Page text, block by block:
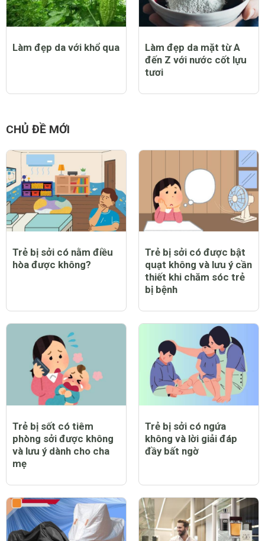
Làm đẹp da với khổ qua
Làm đẹp da mặt từ A
đến Z với nước cốt lựu
tươi
CHỦ ĐỀ MỚI
Trẻ bị sởi có nằm điều
hòa được không?
Trẻ bị sởi có được bật
quạt không và lưu ý cần
thiết khi chăm sóc trẻ
bị bệnh
Trẻ bị sốt có tiêm
phòng sởi được không
và lưu ý dành cho cha
mẹ
Trẻ bị sởi có ngứa
không và lời giải đáp
đầy bất ngờ